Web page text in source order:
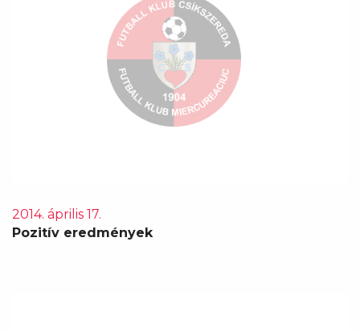
2014. április 17.
Pozitív eredmények